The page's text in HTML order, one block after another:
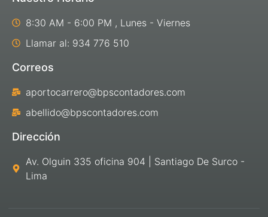
8:30 AM - 6:00 PM , Lunes - Viernes
Llamar al: 934 776 510
Correos
aportocarrero@bpscontadores.com
abellido@bpscontadores.com
Dirección
Av. Olguin 335 oficina 904 | Santiago De Surco -
Lima